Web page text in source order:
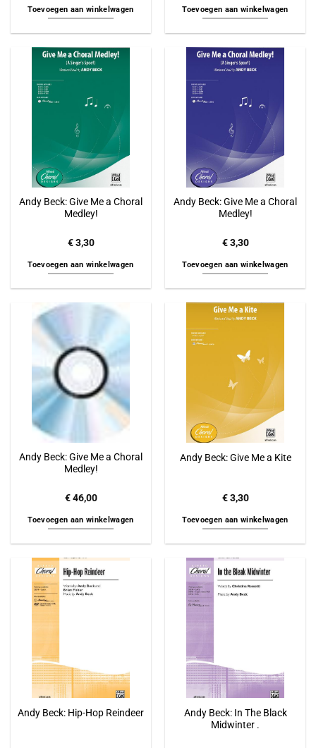
Toevoegen aan winkelwagen Toevoegen aan winkelwagen
Andy Beck: Give Me a Choral
Medley!
€3,30
Toevoegen aan winkelwagen
Andy Beck: Give Me a Choral
Medley!
€3,30
Toevoegen aan winkelwagen
Andy Beck: Give Me a Choral
Medley!
€46,00
Toevoegen aan winkelwagen
Andy Beck: Give Me a Kite
€3,30
Toevoegen aan winkelwagen
Andy Beck: Hip-Hop Reindeer
Andy Beck: In The Black
Midwinter .